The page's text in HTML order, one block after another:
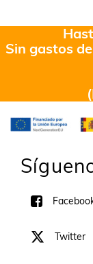
Sin gastos
Twitter